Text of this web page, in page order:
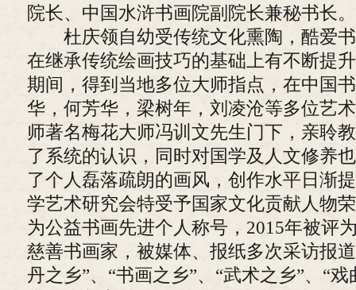
院长、中国水浒书画院副院长兼秘书长。
杜庆领自幼受传统文化熏陶，酷爱书
在继承传统绘画技巧的基础上有不断提
期间，得到当地多位大师指点，在中国
华，何芳华，梁树年，刘凌沧等多位艺
师著名梅花大师冯训文先生门下，亲聆
了系统的认识，同时对国学及人文修养
了个人磊落疏朗的画风，创作水平日渐
学艺术研究会特受予国家文化贡献人物
为公益书画先进个人称号，2015年被评
慈善书画家，被媒体、报纸多次采访报
丹之乡”、“书画之乡”、“武术之乡”、“